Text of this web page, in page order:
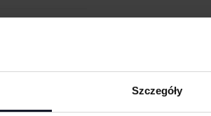
Szczegóły
W wyniku